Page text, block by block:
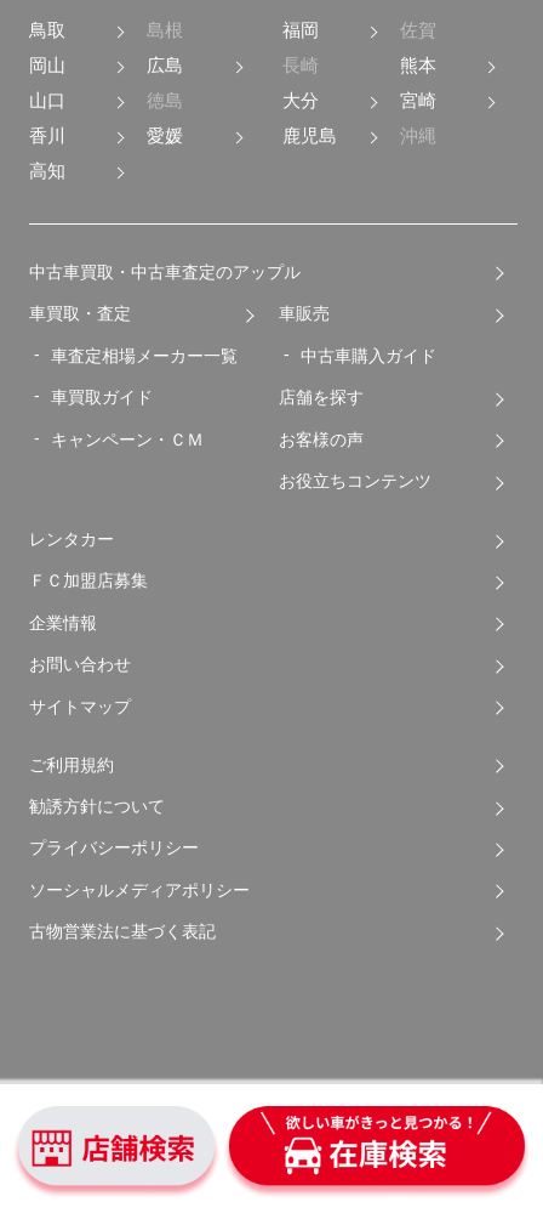
鳥取
島根
岡山
広島
山口
徳島
香川
愛媛
高知
福岡
佐賀
長崎
熊本
大分
宮崎
鹿児島
沖縄
中古車買取・中古車査定のアップル
車買取・査定
車査定相場メーカー一覧
車買取ガイド
キャンペーン・ＣＭ
車販売
中古車購入ガイド
店舗を探す
お客様の声
お役立ちコンテンツ
レンタカー
ＦＣ加盟店募集
企業情報
お問い合わせ
サイトマップ
ご利用規約
勧誘方針について
プライバシーポリシー
ソーシャルメディアポリシー
古物営業法に基づく表記